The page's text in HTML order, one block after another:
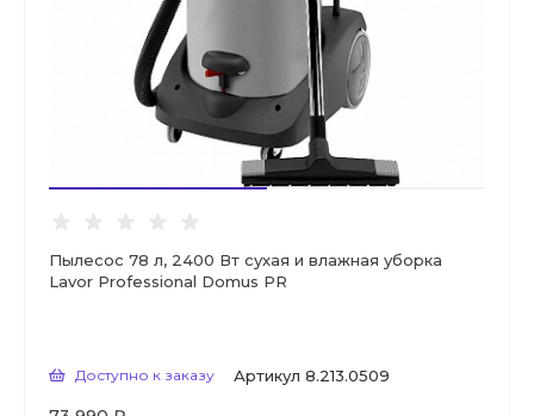
Пылесос 78 л, 2400 Вт сухая и влажная уборка
Lavor Professional Domus PR
Доступно к заказу Артикул 8.213.0509